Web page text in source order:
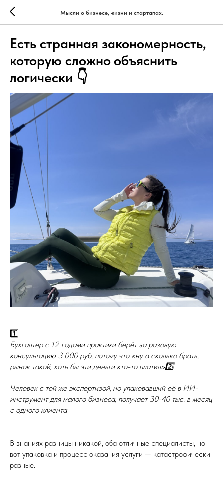
Мысли о бизнесе, жизни и стартапах.
Есть странная закономерность,
которую сложно объяснить
логически 👇
1️⃣
Бухгалтер с 12 годами практики берёт за разовую
консультацию 3 000 руб, потому что «ну а сколько брать,
рынок такой, хоть бы эти деньги кто-то платил»2️⃣
Человек с той же экспертизой, но упаковавший её в ИИ-
инструмент для малого бизнеса, получает 30-40 тыс. в месяц
с одного клиента
В знаниях разницы никакой, оба отличные специалисты, но
вот упаковка и процесс оказания услуги — катастрофически
разные.